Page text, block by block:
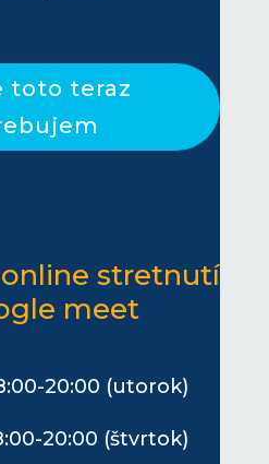
toto teraz
online stretnutí
meet
20:00 (utorok)
20:00 (štvrtok)